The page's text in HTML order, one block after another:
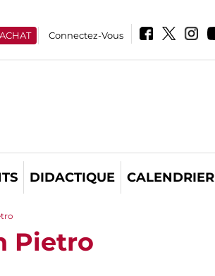
ACHAT Connectez-Vous
DIDACTIQUE CALENDRIER
Pietro